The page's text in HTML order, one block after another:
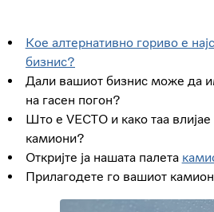
Кое алтернативно гориво е
бизнис?
Дали вашиот бизнис може да
на гасен погон?
Што е VECTO и како таа
камиони?
Откријте ја нашата палета
Прилагодете го вашиот